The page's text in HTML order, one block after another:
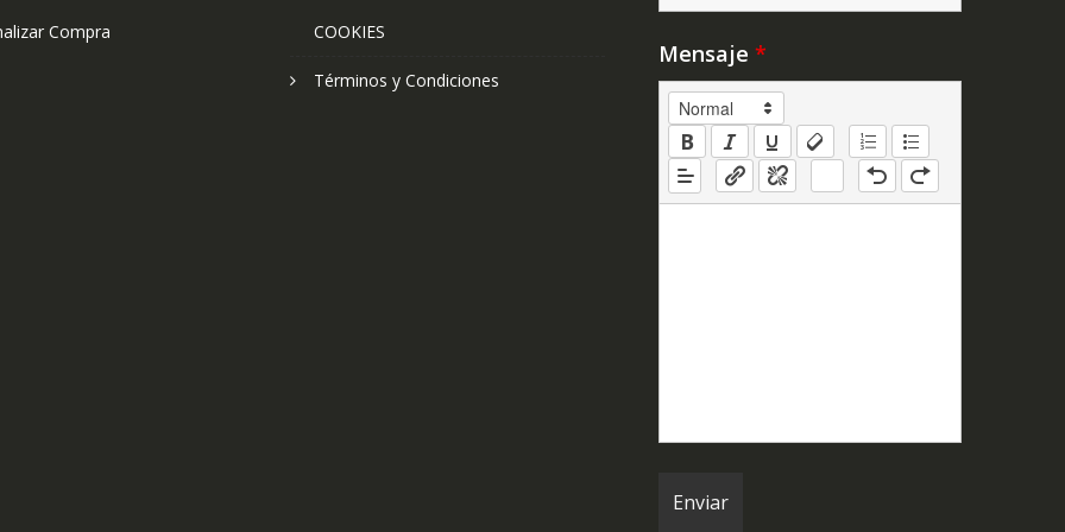
Compra COOKIES
Términos y Condiciones
Mensaje *